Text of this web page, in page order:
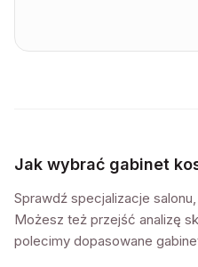
Jak wybrać gabinet
Sprawdź specjalizacje
Możesz też przejść analizę
polecimy dopasowane